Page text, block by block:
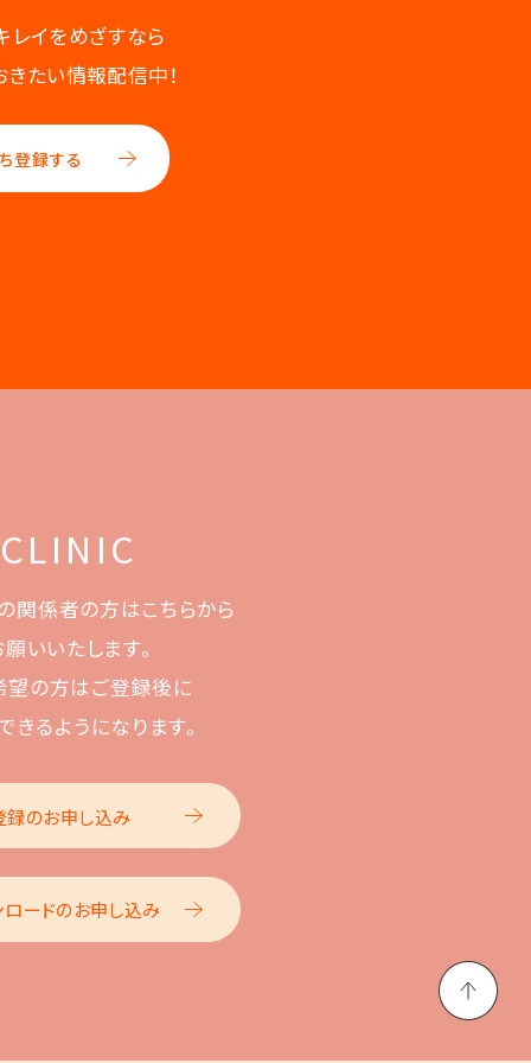
レイをめざすなら
きたい情報配信中！
登録する
関係者の方はこちらから
いいたします。
の方はご登録後に
きるようになります。
録のお申し込み
ードのお申し込み